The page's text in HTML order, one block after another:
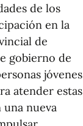
de los
en la
de
gobierno de
jóvenes
atender estas
nueva